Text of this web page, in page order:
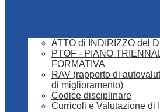
ATTO di INDIRIZZO del
PTOF - PIANO
FORMATIVA
RAV (rapporto di
di miglioramento)
Codice disciplinare
Curricoli e Valutazione di